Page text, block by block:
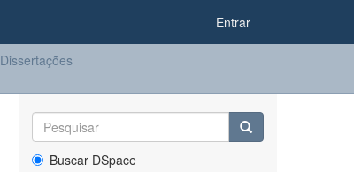
Entrar
Dissertações
Buscar DSpace